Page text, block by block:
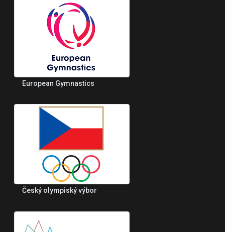
European Gymnastics
Český olympiský výbor